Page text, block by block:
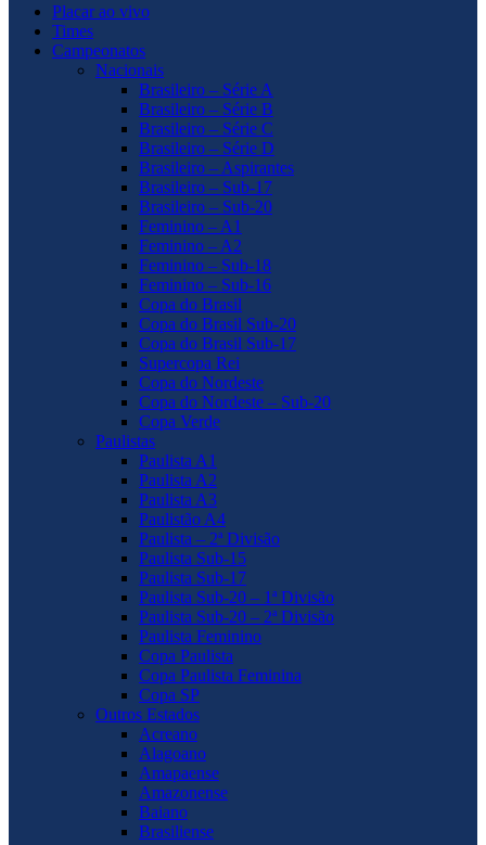
Placar ao vivo
Times
Campeonatos
Nacionais
Brasileiro – Série A
Brasileiro – Série B
Brasileiro – Série C
Brasileiro – Série D
Brasileiro – Aspirantes
Brasileiro – Sub-17
Brasileiro – Sub-20
Feminino – A1
Feminino – A2
Feminino – Sub-18
Feminino – Sub-16
Copa do Brasil
Copa do Brasil Sub-20
Copa do Brasil Sub-17
Supercopa Rei
Copa do Nordeste
Copa do Nordeste – Sub-20
Copa Verde
Paulistas
Paulista A1
Paulista A2
Paulista A3
Paulistão A4
Paulista – 2ª Divisão
Paulista Sub-15
Paulista Sub-17
Paulista Sub-20 – 1ª Divisão
Paulista Sub-20 – 2ª Divisão
Paulista Feminino
Copa Paulista
Copa Paulista Feminina
Copa SP
Outros Estados
Acreano
Alagoano
Amapaense
Amazonense
Baiano
Brasiliense